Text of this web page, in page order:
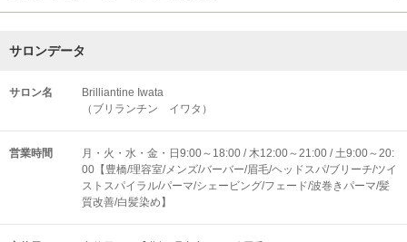
サロンデータ
サロン名
Brilliantine Iwata
（ブリランチン イワタ）
営業時間
月・火・水・金・日9:00～18:00 / 木12:00～21:00 / 土9:00～20:
00【豊橋/理容室/メンズ/バーバー/眉毛/ヘッドスパ/ブリーチ/ツイ
ストスパイラル/パーマ/シェービング/フェード/波巻きパーマ/髪
質改善/白髪染め】